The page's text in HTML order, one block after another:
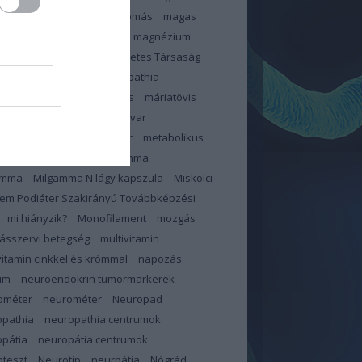
magas vérnyomás
magas
magnézium
Magyar Diabetes Társaság
makulopathia
március
máriatövis
memóriazavar
merevedési zavar
metabolikus
Milgamma
Milgamma N lágy kapszula
Miskolci
Podiáter Szakirányú Továbbképzési
mi hiányzik? Monofilament
mozgás
betegség
multivitamin
cinkkel és krómmal
napozás
neuroendokrin tumormarkerek
neurométer
Neuropad
neuropathia centrumok
neuropátia centrumok